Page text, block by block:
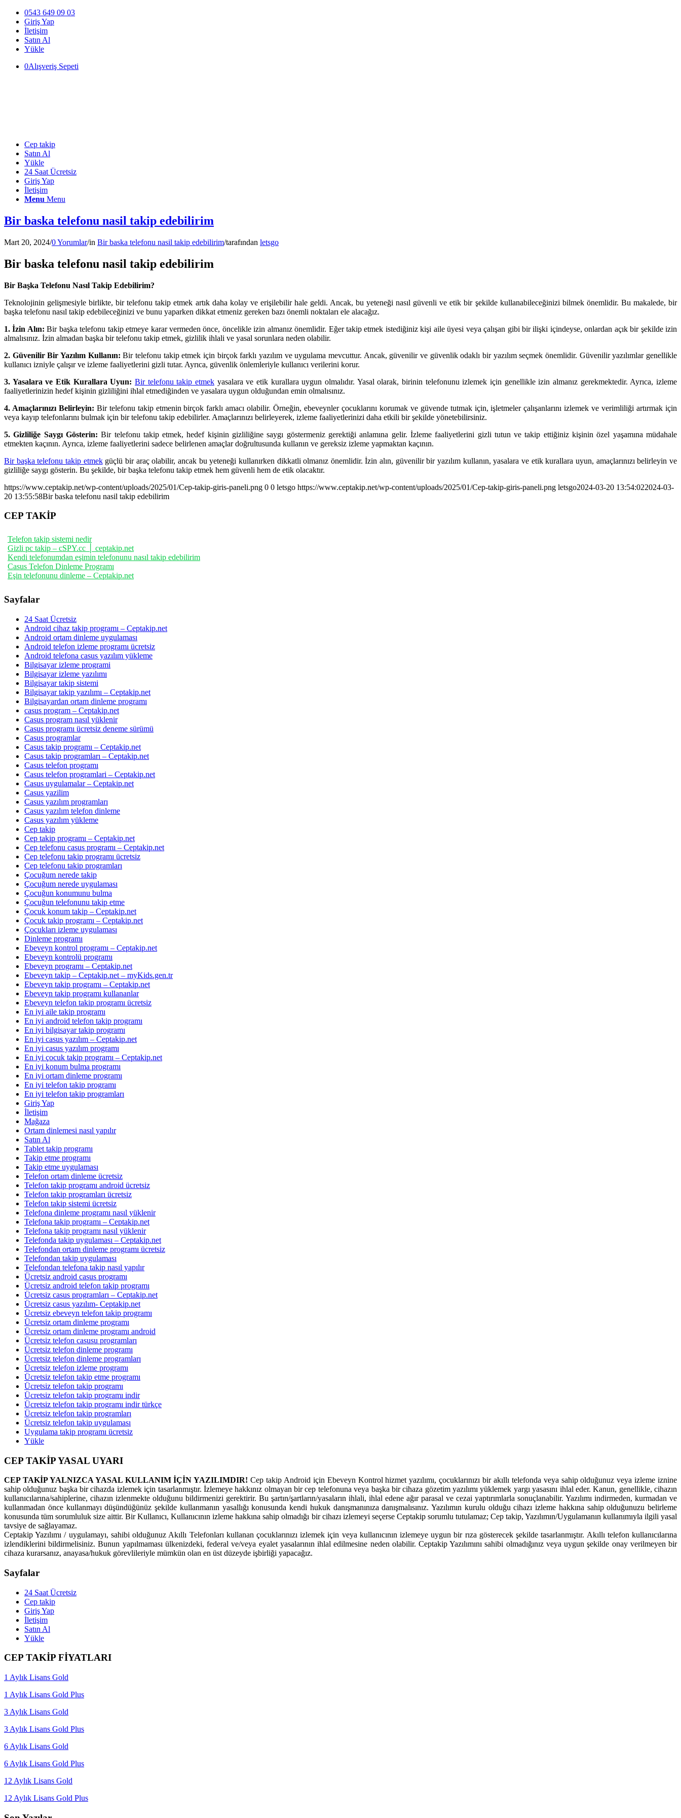
0543 649 09 03
Giriş Yap
İletişim
Satın Al
Yükle
0Alışveriş Sepeti
Cep takip
Satın Al
Yükle
24 Saat Ücretsiz
Giriş Yap
İletişim
Menu Menu
Bir baska telefonu nasil takip edebilirim
Mart 20, 2024/0 Yorumlar/in Bir baska telefonu nasil takip edebilirim/tarafından letsgo
Bir baska telefonu nasil takip edebilirim
Bir Başka Telefonu Nasıl Takip Edebilirim?
Teknolojinin gelişmesiyle birlikte, bir telefonu takip etmek artık daha kolay ve erişilebilir hale geldi. Ancak, bu yeteneği nasıl güvenli ve etik bir şekilde kullanabileceğinizi bilmek önemlidir. Bu makalede, bir
başka telefonu nasıl takip edebileceğinizi ve bunu yaparken dikkat etmeniz gereken bazı önemli noktaları ele alacağız.
1. İzin Alın: Bir başka telefonu takip etmeye karar vermeden önce, öncelikle izin almanız önemlidir. Eğer takip etmek istediğiniz kişi aile üyesi veya çalışan gibi bir ilişki içindeyse, onlardan açık bir şekilde izin
almalısınız. İzin almadan başka bir telefonu takip etmek, gizlilik ihlali ve yasal sorunlara neden olabilir.
2. Güvenilir Bir Yazılım Kullanın: Bir telefonu takip etmek için birçok farklı yazılım ve uygulama mevcuttur. Ancak, güvenilir ve güvenlik odaklı bir yazılım seçmek önemlidir. Güvenilir yazılımlar genellikle
kullanıcı izniyle çalışır ve izleme faaliyetlerini gizli tutar. Ayrıca, güvenlik önlemleriyle kullanıcı verilerini korur.
3. Yasalara ve Etik Kurallara Uyun: Bir telefonu takip etmek yasalara ve etik kurallara uygun olmalıdır. Yasal olarak, birinin telefonunu izlemek için genellikle izin almanız gerekmektedir. Ayrıca, izleme
faaliyetlerinizin hedef kişinin gizliliğini ihlal etmediğinden ve yasalara uygun olduğundan emin olmalısınız.
4. Amaçlarınızı Belirleyin: Bir telefonu takip etmenin birçok farklı amacı olabilir. Örneğin, ebeveynler çocuklarını korumak ve güvende tutmak için, işletmeler çalışanlarını izlemek ve verimliliği artırmak için
veya kayıp telefonlarını bulmak için bir telefonu takip edebilirler. Amaçlarınızı belirleyerek, izleme faaliyetlerinizi daha etkili bir şekilde yönetebilirsiniz.
5. Gizliliğe Saygı Gösterin: Bir telefonu takip etmek, hedef kişinin gizliliğine saygı göstermeniz gerektiği anlamına gelir. İzleme faaliyetlerini gizli tutun ve takip ettiğiniz kişinin özel yaşamına müdahale
etmekten kaçının. Ayrıca, izleme faaliyetlerini sadece belirlenen amaçlar doğrultusunda kullanın ve gereksiz izleme yapmaktan kaçının.
Bir başka telefonu takip etmekgüçlü bir araç olabilir, ancak bu yeteneği kullanırken dikkatli olmanız önemlidir. İzin alın, güvenilir bir yazılım kullanın, yasalara ve etik kurallara uyun, amaçlarınızı belirleyin ve
gizliliğe saygı gösterin. Bu şekilde, bir başka telefonu takip etmek hem güvenli hem de etik olacaktır.
https://www.ceptakip.net/wp-content/uploads/2025/01/Cep-takip-giris-paneli.png 0 0 letsgo https://www.ceptakip.net/wp-content/uploads/2025/01/Cep-takip-giris-paneli.png letsgo2024-03-20 13:54:022024-03-
20 13:55:58Bir baska telefonu nasil takip edebilirim
CEP TAKİP
Telefon takip sistemi nedir
Gizli pc takip – cSPY.cc │ ceptakip.net
Kendi telefonumdan eşimin telefonunu nasıl takip edebilirim
Casus Telefon Dinleme Programı
Eşin telefonunu dinleme – Ceptakip.net
Sayfalar
24 Saat Ücretsiz
Android cihaz takip programı – Ceptakip.net
Android ortam dinleme uygulaması
Android telefon izleme programı ücretsiz
Android telefona casus yazılım yükleme
Bilgisayar izleme programi
Bilgisayar izleme yazılımı
Bilgisayar takip sistemi
Bilgisayar takip yazılımı – Ceptakip.net
Bilgisayardan ortam dinleme programı
casus program – Ceptakip.net
Casus program nasıl yüklenir
Casus programı ücretsiz deneme sürümü
Casus programlar
Casus takip programı – Ceptakip.net
Casus takip programları – Ceptakip.net
Casus telefon programı
Casus telefon programlari – Ceptakip.net
Casus uygulamalar – Ceptakip.net
Casus yazilim
Casus yazılım programları
Casus yazılım telefon dinleme
Casus yazılım yükleme
Cep takip
Cep takip programı – Ceptakip.net
Cep telefonu casus programı – Ceptakip.net
Cep telefonu takip programı ücretsiz
Cep telefonu takip programları
Çocuğum nerede takip
Çocuğum nerede uygulaması
Çocuğun konumunu bulma
Çocuğun telefonunu takip etme
Çocuk konum takip – Ceptakip.net
Çocuk takip programı – Ceptakip.net
Çocukları izleme uygulaması
Dinleme programı
Ebeveyn kontrol programı – Ceptakip.net
Ebeveyn kontrolü programı
Ebeveyn programı – Ceptakip.net
Ebeveyn takip – Ceptakip.net – myKids.gen.tr
Ebeveyn takip programı – Ceptakip.net
Ebeveyn takip programı kullananlar
Ebeveyn telefon takip programı ücretsiz
En iyi aile takip programı
En iyi android telefon takip programı
En iyi bilgisayar takip programı
En iyi casus yazılım – Ceptakip.net
En iyi casus yazılım programı
En iyi çocuk takip programı – Ceptakip.net
En iyi konum bulma programı
En iyi ortam dinleme programı
En iyi telefon takip programı
En iyi telefon takip programları
Giriş Yap
İletişim
Mağaza
Ortam dinlemesi nasıl yapılır
Satın Al
Tablet takip programı
Takip etme programı
Takip etme uygulaması
Telefon ortam dinleme ücretsiz
Telefon takip programı android ücretsiz
Telefon takip programları ücretsiz
Telefon takip sistemi ücretsiz
Telefona dinleme programı nasıl yüklenir
Telefona takip programı – Ceptakip.net
Telefona takip programı nasıl yüklenir
Telefonda takip uygulaması – Ceptakip.net
Telefondan ortam dinleme programı ücretsiz
Telefondan takip uygulaması
Telefondan telefona takip nasıl yapılır
Ücretsiz android casus programı
Ücretsiz android telefon takip programı
Ücretsiz casus programları – Ceptakip.net
Ücretsiz casus yazılım- Ceptakip.net
Ücretsiz ebeveyn telefon takip programı
Ücretsiz ortam dinleme programı
Ücretsiz ortam dinleme programı android
Ücretsiz telefon casusu programları
Ücretsiz telefon dinleme programı
Ücretsiz telefon dinleme programları
Ücretsiz telefon izleme programı
Ücretsiz telefon takip etme programı
Ücretsiz telefon takip programı
Ücretsiz telefon takip programı indir
Ücretsiz telefon takip programı indir türkçe
Ücretsiz telefon takip programları
Ücretsiz telefon takip uygulaması
Uygulama takip programı ücretsiz
Yükle
CEP TAKİP YASAL UYARI
CEP TAKİP YALNIZCA YASAL KULLANIM İÇİN YAZILIMDIR! Cep takip Android için Ebeveyn Kontrol hizmet yazılımı, çocuklarınızı bir akıllı telefonda veya sahip olduğunuz veya izleme iznine
sahip olduğunuz başka bir cihazda izlemek için tasarlanmıştır. İzlemeye hakkınız olmayan bir cep telefonuna veya başka bir cihaza gözetim yazılımı yüklemek yargı yasasını ihlal eder. Kanun, genellikle, cihazın
kullanıcılarına/sahiplerine, cihazın izlenmekte olduğunu bildirmenizi gerektirir. Bu şartın/şartların/yasaların ihlali, ihlal edene ağır parasal ve cezai yaptırımlarla sonuçlanabilir. Yazılımı indirmeden, kurmadan ve
kullanmadan önce kullanmayı düşündüğünüz şekilde kullanmanın yasallığı konusunda kendi hukuk danışmanınıza danışmalısınız. Yazılımın kurulu olduğu cihazı izleme hakkına sahip olduğunuzu belirleme
konusunda tüm sorumluluk size aittir. Bir Kullanıcı, Kullanıcının izleme hakkına sahip olmadığı bir cihazı izlemeyi seçerse Ceptakip sorumlu tutulamaz; Cep takip, Yazılımın/Uygulamanın kullanımıyla ilgili yasal
tavsiye de sağlayamaz.
Ceptakip Yazılımı / uygulamayı, sahibi olduğunuz Akıllı Telefonları kullanan çocuklarınızı izlemek için veya kullanıcının izlemeye uygun bir rıza gösterecek şekilde tasarlanmıştır. Akıllı telefon kullanıcılarına
izlendiklerini bildirmelisiniz. Bunun yapılmaması ülkenizdeki, federal ve/veya eyalet yasalarının ihlal edilmesine neden olabilir. Ceptakip Yazılımını sahibi olmadığınız veya uygun şekilde onay verilmeyen bir
cihaza kurarsanız, anayasa/hukuk görevlileriyle mümkün olan en üst düzeyde işbirliği yapacağız.
Sayfalar
24 Saat Ücretsiz
Cep takip
Giriş Yap
İletişim
Satın Al
Yükle
CEP TAKİP FİYATLARI
1 Aylık Lisans Gold
1 Aylık Lisans Gold Plus
3 Aylık Lisans Gold
3 Aylık Lisans Gold Plus
6 Aylık Lisans Gold
6 Aylık Lisans Gold Plus
12 Aylık Lisans Gold
12 Aylık Lisans Gold Plus